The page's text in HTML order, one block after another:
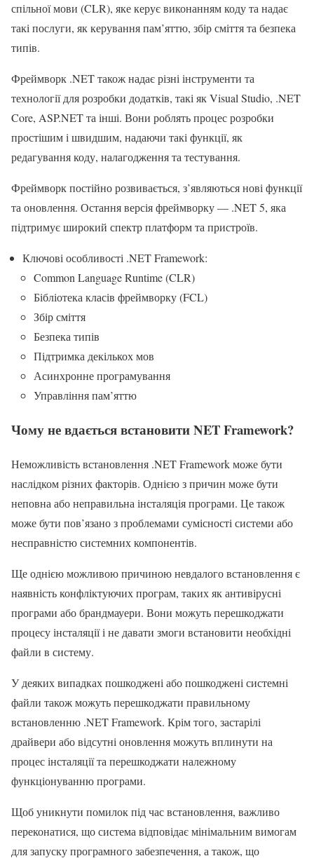
спільної мови (CLR), яке керує виконанням коду та надає
такі послуги, як керування пам’яттю, збір сміття та безпека
типів.
Фреймворк .NET також надає різні інструменти та
технології для розробки додатків, такі як Visual Studio, .NET
Core, ASP.NET та інші. Вони роблять процес розробки
простішим і швидшим, надаючи такі функції, як
редагування коду, налагодження та тестування.
Фреймворк постійно розвивається, з’являються нові функції
та оновлення. Остання версія фреймворку — .NET 5, яка
підтримує широкий спектр платформ та пристроїв.
Ключові особливості .NET Framework:
Common Language Runtime (CLR)
Бібліотека класів фреймворку (FCL)
Збір сміття
Безпека типів
Підтримка декількох мов
Асинхронне програмування
Управління пам’яттю
Чому не вдається встановити NET Framework?
Неможливість встановлення .NET Framework може бути
наслідком різних факторів. Однією з причин може бути
неповна або неправильна інсталяція програми. Це також
може бути пов’язано з проблемами сумісності системи або
несправністю системних компонентів.
Ще однією можливою причиною невдалого встановлення є
наявність конфліктуючих програм, таких як антивірусні
програми або брандмауери. Вони можуть перешкоджати
процесу інсталяції і не давати змоги встановити необхідні
файли в систему.
У деяких випадках пошкоджені або пошкоджені системні
файли також можуть перешкоджати правильному
встановленню .NET Framework. Крім того, застарілі
драйвери або відсутні оновлення можуть вплинути на
процес інсталяції та перешкоджати належному
функціонуванню програми.
Щоб уникнути помилок під час встановлення, важливо
переконатися, що система відповідає мінімальним вимогам
для запуску програмного забезпечення, а також, що